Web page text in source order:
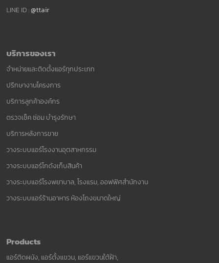
LINE ID :@ttair
บริการของเรา
จำหน่ายและติดตั้งแอร์ทุกประเภท
ปรึกษางานโครงการ
บริการลูกค้าองค์กร
ตรวจเช็ค ซ่อม บำรุงรักษา
บริการหลังการขาย
วางระบบแอร์โรงงานอุตสาหกรรม
วางระบบแอร์โกดังเก็บสินค้า
วางระบบแอร์โรงพยาบาล, โรงแรม, ออฟฟิศสำนักงาน
วางระบบแอร์ร้านอาหาร ห้องโถงขนาดใหญ่
Products
แอร์ติดผนัง, แอร์ตั้งแขวน, แอร์แขวนใต้ฝ้า,